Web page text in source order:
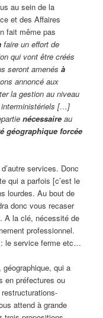
au sein de la
et des Affaires
fait même pas
faire un effort de
qui vont être créés
seront amenésà
annoncé aux
la gestion au niveau
interministériels […]
nécessaire au
géographique forcée
services. Donc
qui a parfois [c’est le
lourdes. Au bout de
donc vous recaser
A la clé, nécessité de
professionnel.
le service ferme etc…
qui a
en préfectures ou
attend à grande